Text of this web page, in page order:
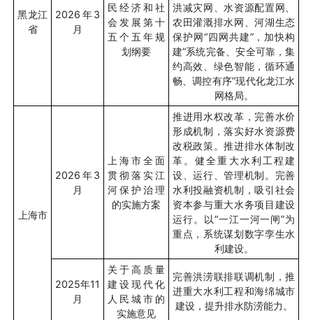
黑龙江
省
2026 年3
月
民经济和社
会发展第十
五个五年规
划纲要
洪减灾网、水资源配置网、
农田灌溉排水网、河湖生态
保护网“四网共建”，加快构
建“系统完备、安全可靠，集
约高效、绿色智能，循环通
畅、调控有序”现代化龙江水
网格局。
上海市
2026 年3
月
上海市全面
贯彻落实江
河保护治理
的实施方案
推进用水权改革，完善水价
形成机制，落实好水资源费
改税政策。推进排水体制改
革。健全重大水利工程建
设、运行、管理机制。完善
水利投融资机制，吸引社会
资本参与重大水务项目建设
运行。以“一江一河一闸”为
重点，系统谋划数字孪生水
利建设。
2025年11
月
关于高质量
建设现代化
人民城市的
实施意见
完善洪涝联排联调机制，推
进重大水利工程和海绵城市
建设，提升排水防涝能力。